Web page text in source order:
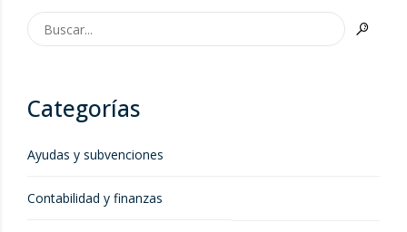
Categorías
Ayudas y subvenciones
Contabilidad y finanzas